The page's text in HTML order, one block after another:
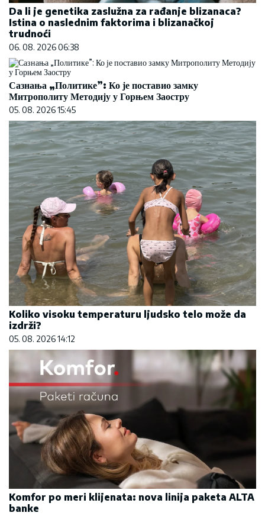
Da li je genetika zaslužna za rađanje blizanaca?
Istina o naslednim faktorima i blizanačkoj
trudnoći
06. 08. 2026 06:38
Сазнања „Политике”: Ко је поставио замку
Митрополиту Методију у Горњем Заостру
05. 08. 2026 15:45
Koliko visoku temperaturu ljudsko telo može da
izdrži?
05. 08. 2026 14:12
Komfor po meri klijenata: nova linija paketa ALTA
banke